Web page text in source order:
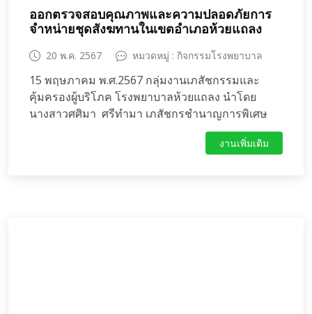
ออกตรวจสอบคุณภาพและความปลอดภัยการ
จำหน่ายชุดสังฆทานในเขตอำเภอห้วยแถลง
20 พ.ค. 2567 หมวดหมู่ : กิจกรรมโรงพยาบาล
15 พฤษภาคม พ.ศ.2567 กลุ่มงานเภสัชกรรมและ
คุ้มครองผู้บริโภค โรงพยาบาลห้วยแถลง นำโดย
นางสาวศศิมา ศรีทำมา เภสัชกรชำนาญการพิเศษ
ร่วมกับสำนักงานสาธารณสุขอำเภอห้วยแถลง โดย
นายประสิทธิ์ กสิประกอบ ผู้ช่วยสาธารณสุขอำเภอ
งานเพิ่มเติม